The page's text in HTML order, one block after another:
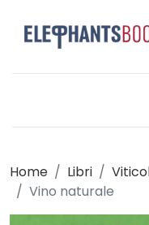
Home Libri
Vino naturale